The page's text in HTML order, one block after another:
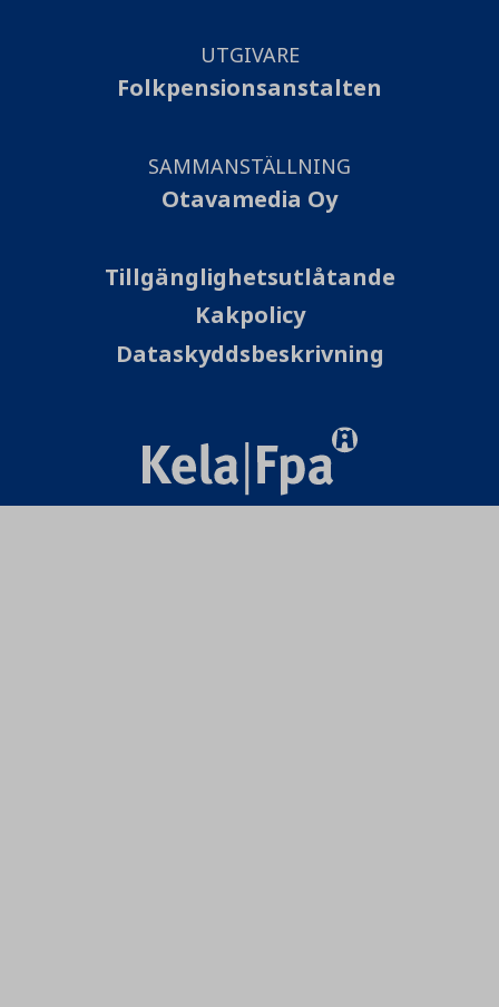
UTGIVARE
Folkpensionsanstalten
SAMMANSTÄLLNING
Otavamedia Oy
Tillgänglighetsutlåtande
Kakpolicy
Dataskyddsbeskrivning